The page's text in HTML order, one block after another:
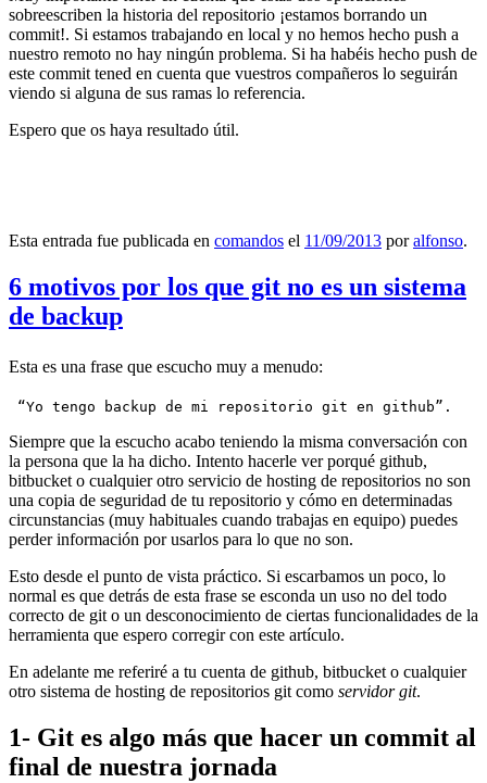
sobreescriben la historia del repositorio ¡estamos borrando un
commit!. Si estamos trabajando en local y no hemos hecho push a
nuestro remoto no hay ningún problema. Si ha habéis hecho push de
este commit tened en cuenta que vuestros compañeros lo seguirán
viendo si alguna de sus ramas lo referencia.
Espero que os haya resultado útil.
Esta entrada fue publicada en comandos el 11/09/2013 poralfonso.
6 motivos por los que git no es un sistema
de backup
Esta es una frase que escucho muy a menudo:
“Yo tengo backup de mi repositorio git en github”.
Siempre que la escucho acabo teniendo la misma conversación con
la persona que la ha dicho. Intento hacerle ver porqué github,
bitbucket o cualquier otro servicio de hosting de repositorios no son
una copia de seguridad de tu repositorio y cómo en determinadas
circunstancias (muy habituales cuando trabajas en equipo) puedes
perder información por usarlos para lo que no son.
Esto desde el punto de vista práctico. Si escarbamos un poco, lo
normal es que detrás de esta frase se esconda un uso no del todo
correcto de git o un desconocimiento de ciertas funcionalidades de la
herramienta que espero corregir con este artículo.
En adelante me referiré a tu cuenta de github, bitbucket o cualquier
otro sistema de hosting de repositorios git como servidor git.
1- Git es algo más que hacer un commit al
final de nuestra jornada